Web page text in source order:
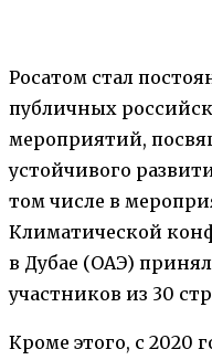
Росатом стал
публичных
мероприятий,
устойчивого
том числе в
Климатической
в Дубае (ОАЭ)
участников из 30
Кроме этого, с 2020